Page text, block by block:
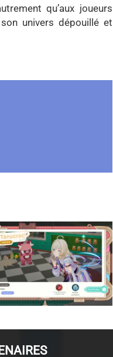
qu’aux joueurs
univers dépouillé et